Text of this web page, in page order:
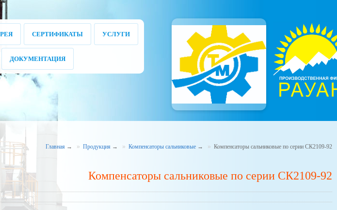
СЕРТИФИКАТЫ УСЛУГИ
ДОКУМЕНТАЦИЯ
Главная → Продукция → Компенсаторы сальниковые → Компенсаторы сальниковые по серии СК2109-92
Компенсаторы сальниковые по серии СК2109-92